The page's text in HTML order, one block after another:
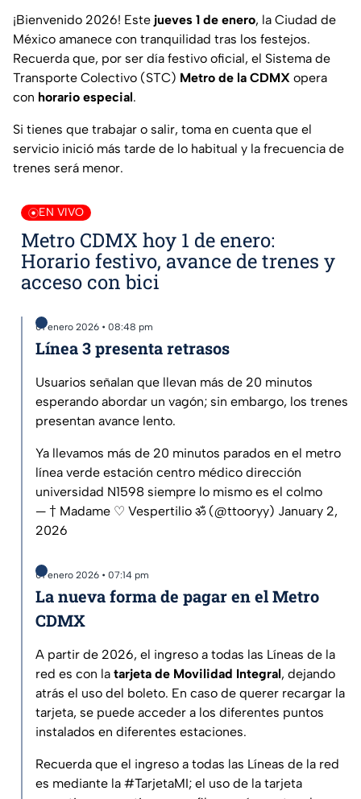
¡Bienvenido 2026! Este jueves 1 de enero, la Ciudad de
México amanece con tranquilidad tras los festejos.
Recuerda que, por ser día festivo oficial, el Sistema de
Transporte Colectivo (STC) Metro de la CDMX opera
con horario especial.
Si tienes que trabajar o salir, toma en cuenta que el
servicio inició más tarde de lo habitual y la frecuencia de
trenes será menor.
EN VIVO
Metro CDMX hoy 1 de enero:
Horario festivo, avance de trenes y
acceso con bici
01 enero 2026 • 08:48 pm
Línea 3 presenta retrasos
Usuarios señalan que llevan más de 20 minutos
esperando abordar un vagón; sin embargo, los trenes
presentan avance lento.
Ya llevamos más de 20 minutos parados en el metro
línea verde estación centro médico dirección
universidad N1598 siempre lo mismo es el colmo
— † Madame ♡ Vespertilio ॐ (@ttooryy) January 2,
2026
01 enero 2026 • 07:14 pm
La nueva forma de pagar en el Metro
CDMX
A partir de 2026, el ingreso a todas las Líneas de la
red es con la tarjeta de Movilidad Integral, dejando
atrás el uso del boleto. En caso de querer recargar la
tarjeta, se puede acceder a los diferentes puntos
instalados en diferentes estaciones.
Recuerda que el ingreso a todas las Líneas de la red
es mediante la #TarjetaMI; el uso de la tarjeta